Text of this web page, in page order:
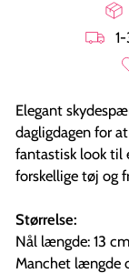
Elegant
dagligdagen for
fantastisk look til
forskellige tøj og
Størrelse:
Nål længde: 13
Manchet længde